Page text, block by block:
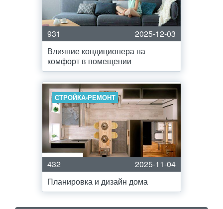
931
2025-12-03
Влияние кондиционера на
комфорт в помещении
СТРОЙКА-РЕМОНТ
432
2025-11-04
Планировка и дизайн дома